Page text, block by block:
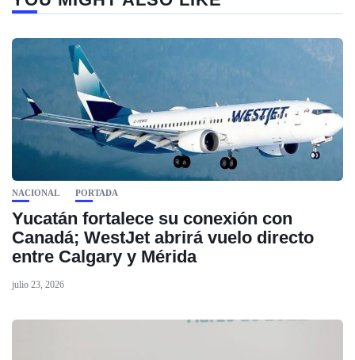
NACIONAL PORTADA
Yucatán fortalece su conexión con
Canadá; WestJet abrirá vuelo directo
entre Calgary y Mérida
julio 23, 2026